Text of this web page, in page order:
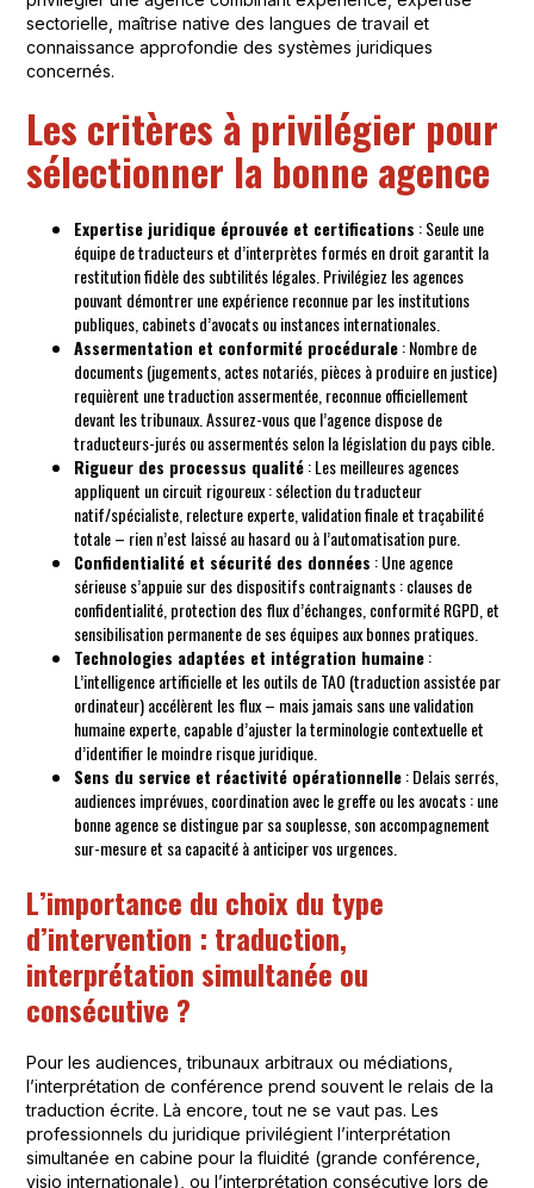
sectorielle, maîtrise native des langues de travail et
connaissance approfondie des systèmes juridiques
concernés.
Les critères à privilégier pour
sélectionner la bonne agence
Expertise juridique éprouvée et certifications : Seule une
équipe de traducteurs et d’interprètes formés en droit garantit la
restitution fidèle des subtilités légales. Privilégiez les agences
pouvant démontrer une expérience reconnue par les institutions
publiques, cabinets d’avocats ou instances internationales.
Assermentation et conformité procédurale: Nombre de
documents (jugements, actes notariés, pièces à produire en justice)
requièrent une traduction assermentée, reconnue officiellement
devant les tribunaux. Assurez-vous que l’agence dispose de
traducteurs-jurés ou assermentés selon la législation du pays cible.
Rigueur des processus qualité: Les meilleures agences
appliquent un circuit rigoureux : sélection du traducteur
natif/spécialiste, relecture experte, validation finale et traçabilité
totale – rien n’est laissé au hasard ou à l’automatisation pure.
Confidentialité et sécurité des données : Une agence
sérieuse s’appuie sur des dispositifs contraignants : clauses de
confidentialité, protection des flux d’échanges, conformité RGPD, et
sensibilisation permanente de ses équipes aux bonnes pratiques.
Technologies adaptées et intégration humaine:
L’intelligence artificielle et les outils de TAO (traduction assistée par
ordinateur) accélèrent les flux – mais jamais sans une validation
humaine experte, capable d’ajuster la terminologie contextuelle et
d’identifier le moindre risque juridique.
Sens du service et réactivité opérationnelle: Delais serrés,
audiences imprévues, coordination avec le greffe ou les avocats : une
bonne agence se distingue par sa souplesse, son accompagnement
sur-mesure et sa capacité à anticiper vos urgences.
L’importance du choix du type
d’intervention : traduction,
interprétation simultanée ou
consécutive ?
Pour les audiences, tribunaux arbitraux ou médiations,
l’interprétation de conférence prend souvent le relais de la
traduction écrite. Là encore, tout ne se vaut pas. Les
professionnels du juridique privilégient l’interprétation
simultanée en cabine pour la fluidité (grande conférence,
visio internationale), ou l’interprétation consécutive lors de